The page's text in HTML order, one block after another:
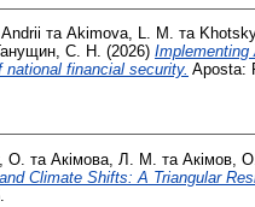
та Akimova, L. M. та
C. Н. (2026) Implementing
financial security. Aposta:
O. та Акімова, Л. М. та Акімов,
Climate Shifts: A Triangular